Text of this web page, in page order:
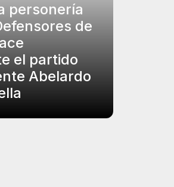
personería
de
el partido
Abelardo